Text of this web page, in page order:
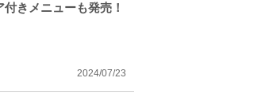
きメニューも発売！
2024/07/23